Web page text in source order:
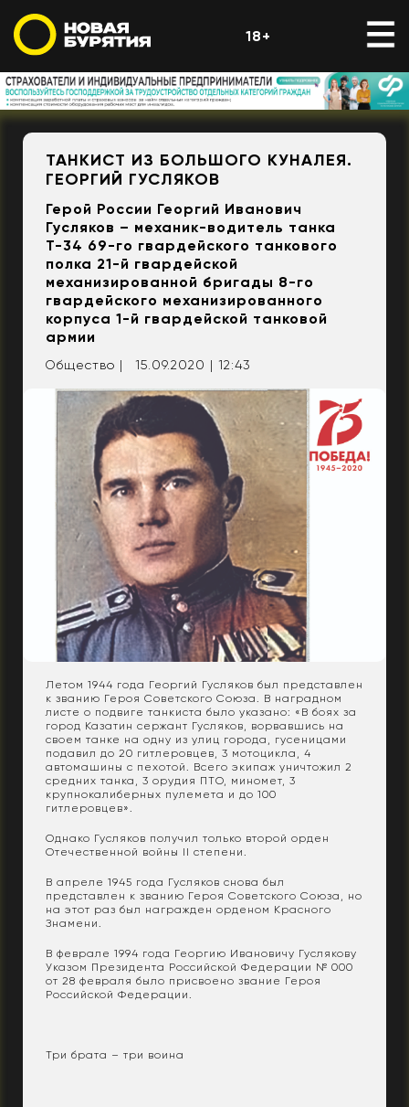
18+
ТАНКИСТ ИЗ БОЛЬШОГО КУНАЛЕЯ.
ГЕОРГИЙ ГУСЛЯКОВ
Герой России Георгий Иванович
Гусляков – механик-водитель танка
Т-34 69-го гвардейского танкового
полка 21-й гвардейской
механизированной бригады 8-го
гвардейского механизированного
корпуса 1-й гвардейской танковой
армии
Общество | 15.09.2020 | 12:43
Летом 1944 года Георгий Гусляков был представлен
к званию Героя Советского Союза. В наградном
листе о подвиге танкиста было указано: «В боях за
город Казатин сержант Гусляков, ворвавшись на
своем танке на одну из улиц города, гусеницами
подавил до 20 гитлеровцев, 3 мотоцикла, 4
автомашины с пехотой. Всего экипаж уничтожил 2
средних танка, 3 орудия ПТО, миномет, 3
крупнокалиберных пулемета и до 100
гитлеровцев».
Однако Гусляков получил только второй орден
Отечественной войны II степени.
В апреле 1945 года Гусляков снова был
представлен к званию Героя Советского Союза, но
на этот раз был награжден орденом Красного
Знамени.
В феврале 1994 года Георгию Ивановичу Гуслякову
Указом Президента Российской Федерации № 000
от 28 февраля было присвоено звание Героя
Российской Федерации.
Три брата – три воина